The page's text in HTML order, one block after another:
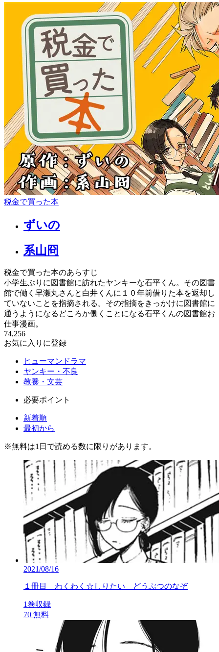
税金で買った本
ずいの
系山冏
税金で買った本のあらすじ
小学生ぶりに図書館に訪れたヤンキーな石平くん。その図書
館で働く早瀬丸さんと白井くんに１０年前借りた本を返却し
ていないことを指摘される。その指摘をきっかけに図書館に
通うようになるどころか働くことになる石平くんの図書館お
仕事漫画。
74,256
お気に入りに登録
ヒューマンドラマ
ヤンキー・不良
教養・文芸
必要ポイント
新着順
最初から
※無料は1日で読める数に限りがあります。
2021/08/16
１冊目 わくわく☆しりたい どうぶつのなぞ
1巻収録
70 無料